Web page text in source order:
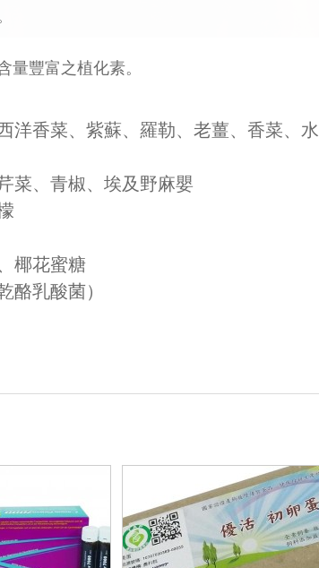
量豐富之植化素。
洋香菜、紫蘇、羅勒、老薑、香菜、水
菜、青椒、埃及野麻嬰
椰花蜜糖
酪乳酸菌）